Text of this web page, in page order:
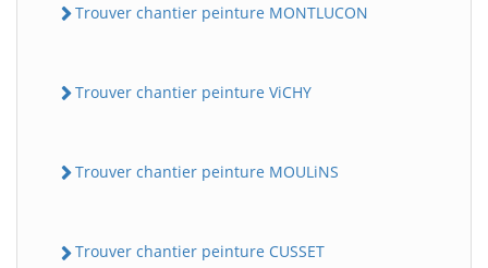
Trouver chantier peinture MONTLUCON
Trouver chantier peinture ViCHY
Trouver chantier peinture MOULiNS
Trouver chantier peinture CUSSET